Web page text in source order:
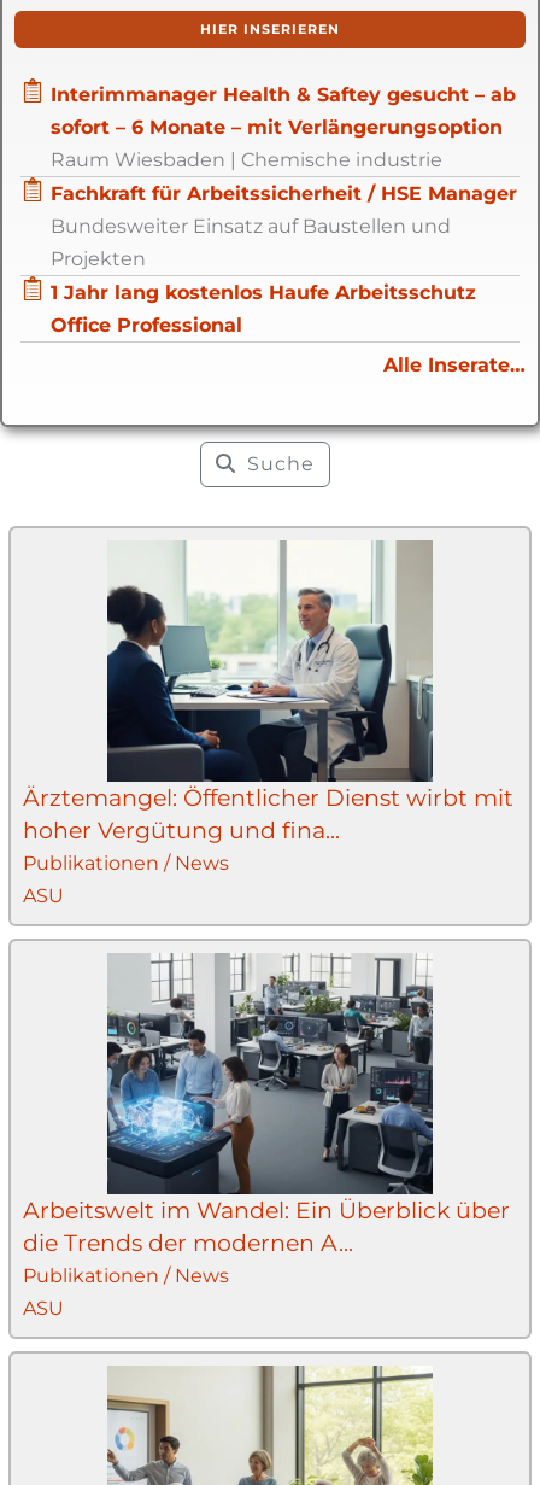
HIER INSERIEREN
Interimmanager Health & Saftey gesucht – ab
sofort – 6 Monate – mit Verlängerungsoption
Raum Wiesbaden | Chemische industrie
Fachkraft für Arbeitssicherheit / HSE Manager
Bundesweiter Einsatz auf Baustellen und
Projekten
1 Jahr lang kostenlos Haufe Arbeitsschutz
Office Professional
Alle Inserate…
Suche
Ärztemangel: Öffentlicher Dienst wirbt mit
hoher Vergütung und fina...
Publikationen / News
ASU
Arbeitswelt im Wandel: Ein Überblick über
die Trends der modernen A...
Publikationen / News
ASU